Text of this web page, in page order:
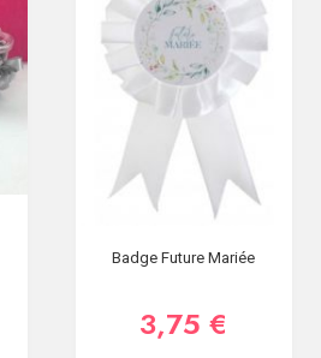
Badge Future Mariée
3,75 €